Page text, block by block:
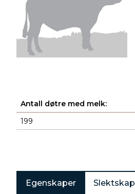
Antall døtre med melk:
199
Egenskaper Slektskap